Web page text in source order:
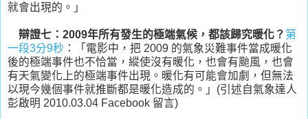
就會出現的。」
辯證七：2009年所有發生的極端氣候，都該歸究暖化？第
一段3分9秒 ：「電影中，把 2009 的氣象災難事件當成暖化
後的極端事件也不恰當，縱使沒有暖化，也會有颱風，也會
有天氣變化上的極端事件出現。暖化有可能會加劇，但無法
以現今幾個事件就推斷都是暖化造成的。」(引述自氣象達人
彭啟明 2010.03.04 Facebook 留言)